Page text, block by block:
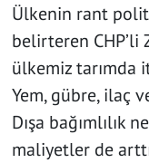
Ülkenin rant
belirteren CHP’li
ülkemiz tarımda
Yem, gübre, ilaç
Dışa bağımlılık
maliyetler de